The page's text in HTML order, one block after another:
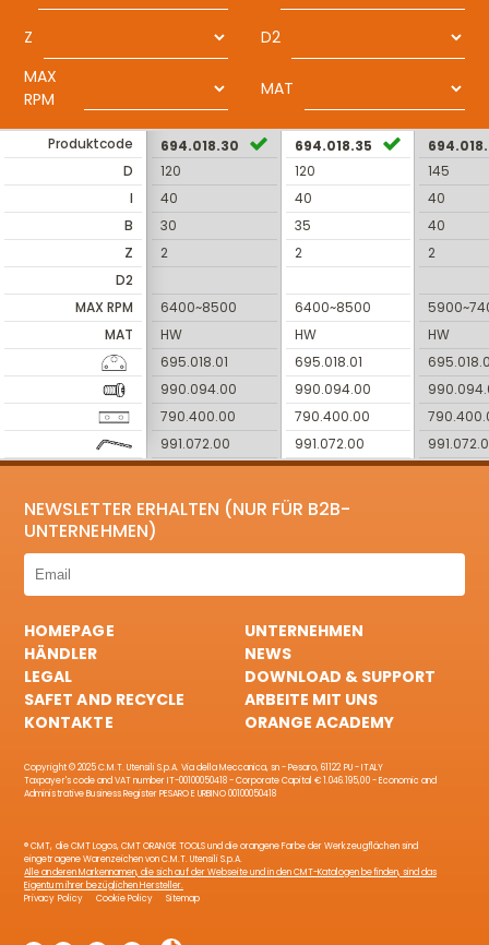
Z
D2
MAX
RPM
MAT
Produktcode
D
I
B
Z
D2
MAX RPM
MAT
694.018.30
120
40
30
2
6400~8500
HW
695.018.01
990.094.00
790.400.00
991.072.00
694.018.35
120
40
35
2
6400~8500
HW
695.018.01
990.094.00
790.400.00
991.072.00
145
40
40
2
HW
NEWSLETTER ERHALTEN (NUR FÜR B2B-
UNTERNEHMEN)
HOMEPAGE
UNTERNEHMEN
HÄNDLER
NEWS
LEGAL
DOWNLOAD & SUPPORT
SAFET AND RECYCLE
ARBEITE MIT UNS
KONTAKTE
ORANGE ACADEMY
Copyright © 2025 C.M.T. Utensili S.p.A. Via della Meccanica, sn - Pesaro, 61122 PU - ITALY
Taxpayer's code and VAT number IT-00100050418 - Corporate Capital € 1.046.195,00 - Economic and
Administrative Business Register PESARO E URBINO 00100050418
® CMT, die CMT Logos, CMT ORANGE TOOLS und die orangene Farbe der Werkzeugflächen sind
eingetragene Warenzeichen von C.M.T. Utensili S.p.A.
Alle anderen Markennamen, die sich auf der Webseite und in den CMT-Katalogen befinden, sind das
Eigentum ihrer bezüglichen Hersteller.
Privacy Policy
Cookie Policy Sitemap